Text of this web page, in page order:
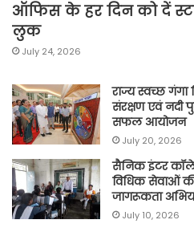
ऑफिस के हर दिन को दें
लुक
July 24, 2026
राज्य स्वच्छ गंगा
संरक्षण एवं नदी
सफल आयोजन
July 20, 2026
सैनिक इंटर
विधिक सेवाओं
जागरूकता
July 10, 2026